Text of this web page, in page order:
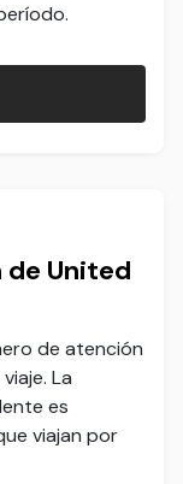
de United
de atención
La
es
viajan por